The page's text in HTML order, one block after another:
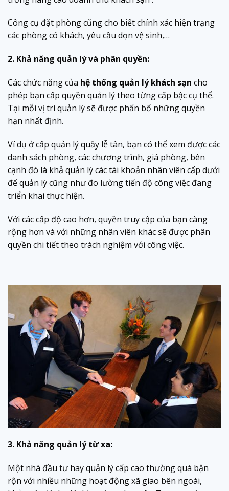
Công cụ đặt phòng cũng cho biết chính xác hiện trạng
các phòng có khách, yêu cầu dọn vệ sinh,…
2. Khả năng quản lý và phân quyền:
Các chức năng của hệ thống quản lý khách sạn cho
phép bạn cấp quyền quản lý theo từng cấp bậc cụ thể.
Tại mỗi vị trí quản lý sẽ được phẩn bổ những quyền
hạn nhất định.
Ví dụ ở cấp quản lý quầy lễ tân, bạn có thể xem được các
danh sách phòng, các chương trình, giá phòng, bên
cạnh đó là khả quản lý các tài khoản nhân viên cấp dưới
để quản lý cũng như đo lường tiến độ công việc đang
triển khai thực hiện.
Với các cấp độ cao hơn, quyền truy cập của bạn càng
rộng hơn và với những nhân viên khác sẽ được phân
quyền chi tiết theo trách nghiệm với công việc.
3. Khả năng quản lý từ xa:
Một nhà đầu tư hay quản lý cấp cao thường quá bận
rộn với nhiều những hoạt động xã giao bên ngoài,